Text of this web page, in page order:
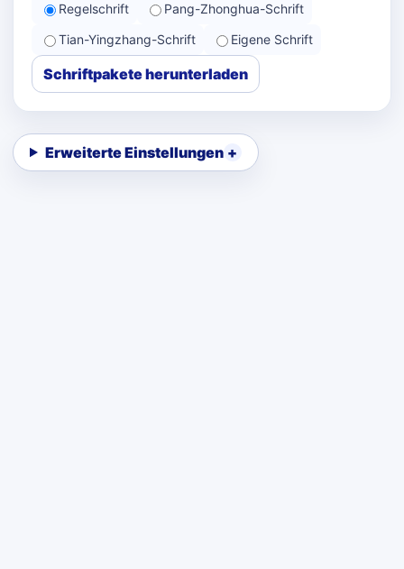
Regelschrift
Pang-Zhonghua-Schrift
Tian-Yingzhang-Schrift
Eigene Schrift
Schriftpakete herunterladen
Erweiterte Einstellungen